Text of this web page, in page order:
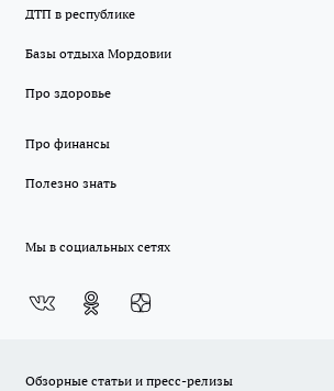
ДТП в республике
Базы отдыха Мордовии
Про здоровье
Про финансы
Полезно знать
Мы в социальных сетях
Обзорные статьи и пресс-релизы